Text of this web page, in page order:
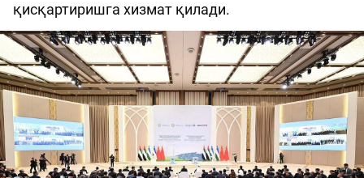
қисқартиришга хизмат қилади.